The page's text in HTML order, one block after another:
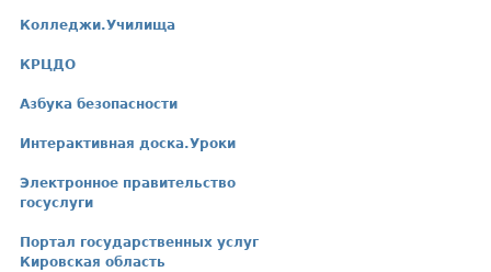
Колледжи.Училища
КРЦДО
Азбука безопасности
Интерактивная доска.Уроки
Электронное правительство
госуслуги
Портал государственных услуг
Кировская область